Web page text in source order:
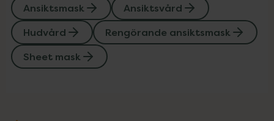
Ansiktsmask
Ansiktsvård
Hudvård
Rengörande ansiktsmask
Sheet mask